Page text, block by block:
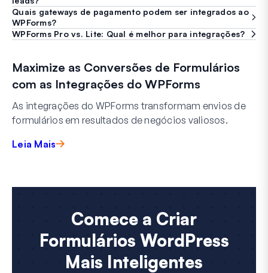
Quais gateways de pagamento podem ser integrados ao
WPForms?
WPForms Pro vs. Lite: Qual é melhor para integrações?
Maximize as Conversões de Formulários
com as Integrações do WPForms
As integrações do WPForms transformam envios de
formulários em resultados de negócios valiosos.
Leia Mais
Comece a Criar
Formulários WordPress
Mais Inteligentes